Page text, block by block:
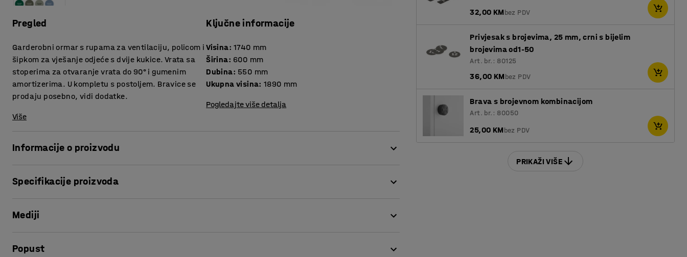
Pregled
Garderobni ormar s rupama za ventilaciju, policom i
šipkom za vješanje odjeće s dvije kukice. Vrata sa
stoperima za otvaranje vrata do 90° i gumenim
amortizerima. U kompletu s postoljem. Bravice se
prodaju posebno, vidi dodatke.
Više
Ključne informacije
Visina: 1740 mm
Širina: 600 mm
Dubina: 550 mm
Ukupna visina: 1890 mm
Pogledajte više detalja
Informacije o proizvodu
konstrukcije obojani praškastom tehnikom.
gornje strane ormara sprečavaju skupljanje vlage.
Koristite ormariće za spremanje odjeće i osobnih predmeta na radnom mjestu, u teretani, školi, i sl.
Specifikacije proizvoda
Širina:
Vrsta vrata
Mediji
Popust
32,00 KMbez PDV
Privjesak s brojevima, 25 mm, crni s bijelim
brojevima od1-50
Art. br.: 80125
36,00 KMbez PDV
Brava s brojevnom kombinacijom
Art. br.: 80050
25,00 KMbez PDV
PRIKAŽI VIŠE